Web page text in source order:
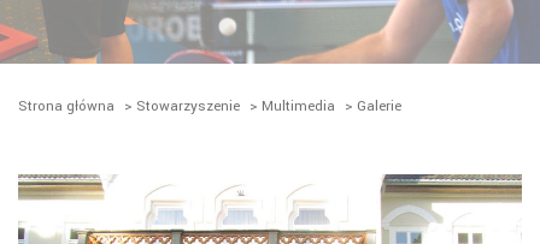
Strona główna > Stowarzyszenie > Multimedia > Galerie